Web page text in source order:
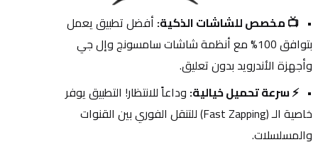
📺 مخصص للشاشات الذكية:
وأجهزة الأندرويد بدون تعليق.
⚡ سرعة تحميل خيالية:
وداعاً للانتظار! التطبيق يوفر
والمسلسلات.